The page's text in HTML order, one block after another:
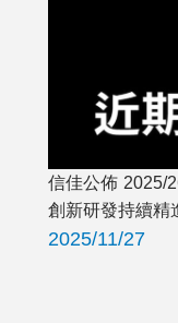
信佳公佈 2025/
創新研發持續精
2025/11/27